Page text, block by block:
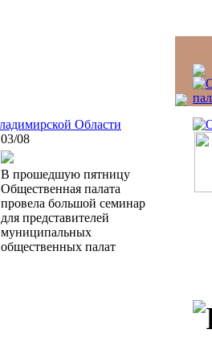
03/08
В прошедшую пятницу
Общественная палата
провела большой семинар
для представителей
муниципальных
общественных палат